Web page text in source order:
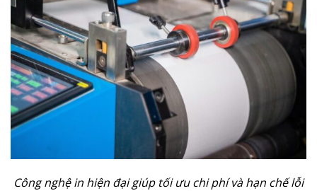
Công nghệ in hiện đại giúp tối ưu chi phí và hạn chế lỗi